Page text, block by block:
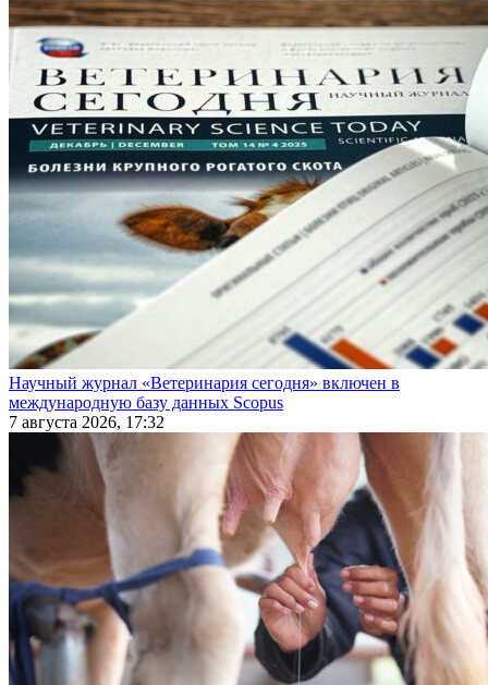
Научный журнал «Ветеринария сегодня» включен в
международную базу данных Scopus
7 августа 2026, 17:32